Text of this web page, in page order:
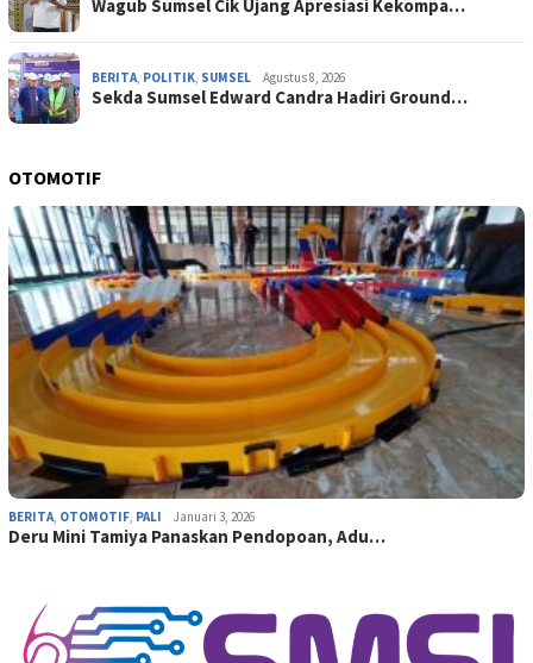
Wagub Sumsel Cik Ujang Apresiasi Kekompa…
BERITA POLITIK SUMSEL Agustus 8, 2026
Sekda Sumsel Edward Candra Hadiri Ground…
OTOMOTIF
BERITA OTOMOTIF PALI Januari 3, 2026
Deru Mini Tamiya Panaskan Pendopoan, Adu…